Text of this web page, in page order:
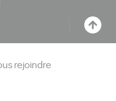
rejoindre